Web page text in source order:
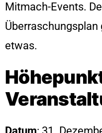
Mitmach-Events.
etwas.